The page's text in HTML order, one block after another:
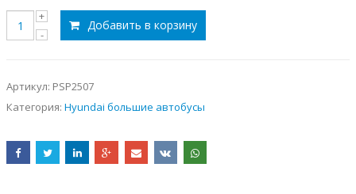
Добавить в корзину
Артикул: PSP2507
Категория: Hyundai большие автобусы